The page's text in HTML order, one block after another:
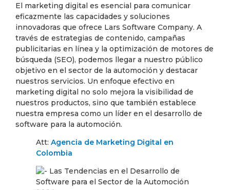
El marketing digital es esencial para comunicar
eficazmente las capacidades y soluciones
innovadoras que ofrece Lars Software Company. A
través de estrategias de contenido, campañas
publicitarias en línea y la optimización de motores de
búsqueda (SEO), podemos llegar a nuestro público
objetivo en el sector de la automoción y destacar
nuestros servicios. Un enfoque efectivo en
marketing digital no solo mejora la visibilidad de
nuestros productos, sino que también establece
nuestra empresa como un líder en el desarrollo de
software para la automoción.
Att: Agencia de Marketing Digital en
Colombia